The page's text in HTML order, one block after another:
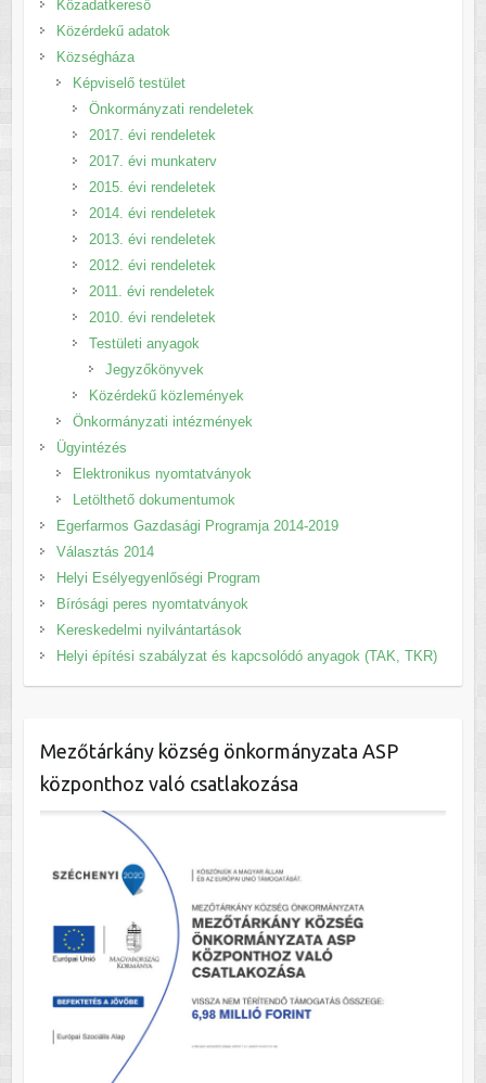
Közadatkereső
Közérdekű adatok
Községháza
Képviselő testület
Önkormányzati rendeletek
2017. évi rendeletek
2017. évi munkaterv
2015. évi rendeletek
2014. évi rendeletek
2013. évi rendeletek
2012. évi rendeletek
2011. évi rendeletek
2010. évi rendeletek
Testületi anyagok
Jegyzőkönyvek
Közérdekű közlemények
Önkormányzati intézmények
Ügyintézés
Elektronikus nyomtatványok
Letölthető dokumentumok
Egerfarmos Gazdasági Programja 2014-2019
Választás 2014
Helyi Esélyegyenlőségi Program
Bírósági peres nyomtatványok
Kereskedelmi nyilvántartások
Helyi építési szabályzat és kapcsolódó anyagok (TAK, TKR)
Mezőtárkány község önkormányzata ASP
központhoz való csatlakozása